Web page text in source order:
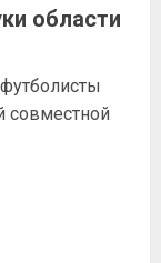
области
совместной